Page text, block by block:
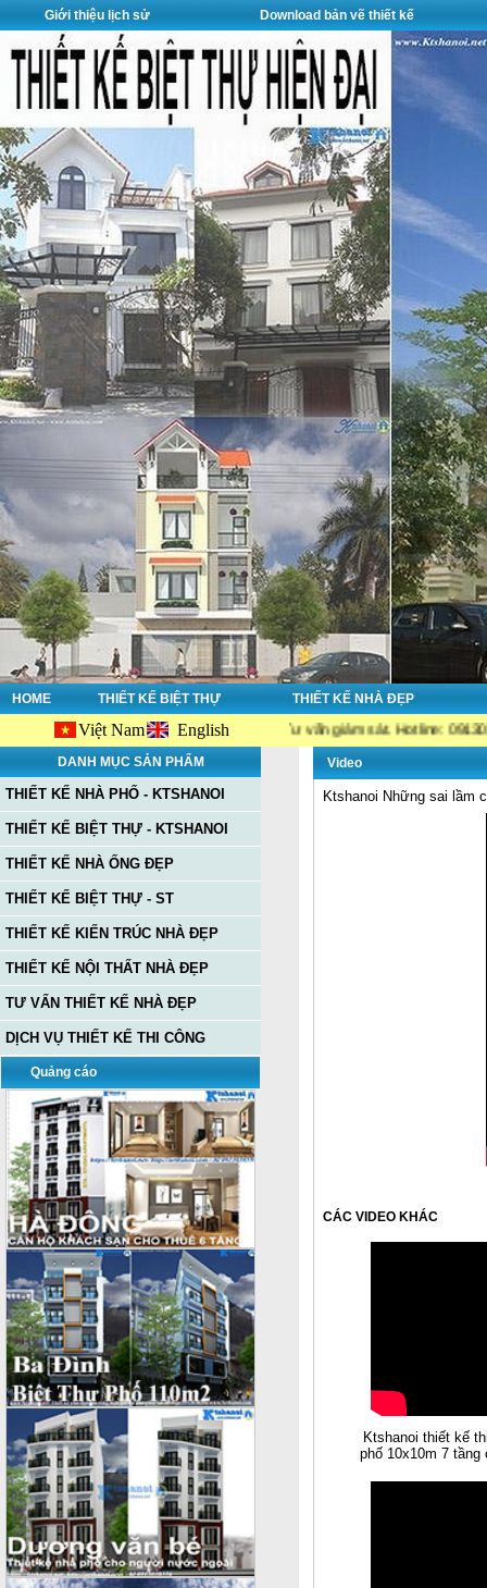
Giới thiệu lịch sử Download bản vẽ thiết kế
HOME THIẾT KẾ BIỆT THỰ THIẾT KẾ NHÀ ĐẸP
Việt Nam English
kế nhà đẹp - Thi công nhà đẹp - Tư vấn giám sát. Hotline:
DANH MỤC SẢN PHẨM
THIẾT KẾ NHÀ PHỐ - KTSHANOI
THIẾT KẾ BIỆT THỰ - KTSHANOI
THIẾT KẾ NHÀ ỐNG ĐẸP
THIẾT KẾ BIỆT THỰ - ST
THIẾT KẾ KIẾN TRÚC NHÀ ĐẸP
THIẾT KẾ NỘI THẤT NHÀ ĐẸP
TƯ VẤN THIẾT KẾ NHÀ ĐẸP
DỊCH VỤ THIẾT KẾ THI CÔNG
Quảng cáo
Video
Ktshanoi Những sai lầm
CÁC VIDEO KHÁC
Ktshanoi thiết kế
phố 10x10m 7 tầng